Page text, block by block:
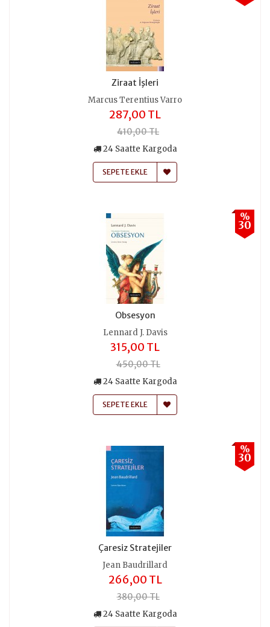
Ziraat İşleri
Marcus Terentius Varro
287,00 TL
410,00 TL
24 Saatte Kargoda
SEPETE EKLE
%
30
Obsesyon
Lennard J. Davis
315,00 TL
450,00 TL
24 Saatte Kargoda
SEPETE EKLE
%
30
Çaresiz Stratejiler
Jean Baudrillard
266,00 TL
380,00 TL
24 Saatte Kargoda